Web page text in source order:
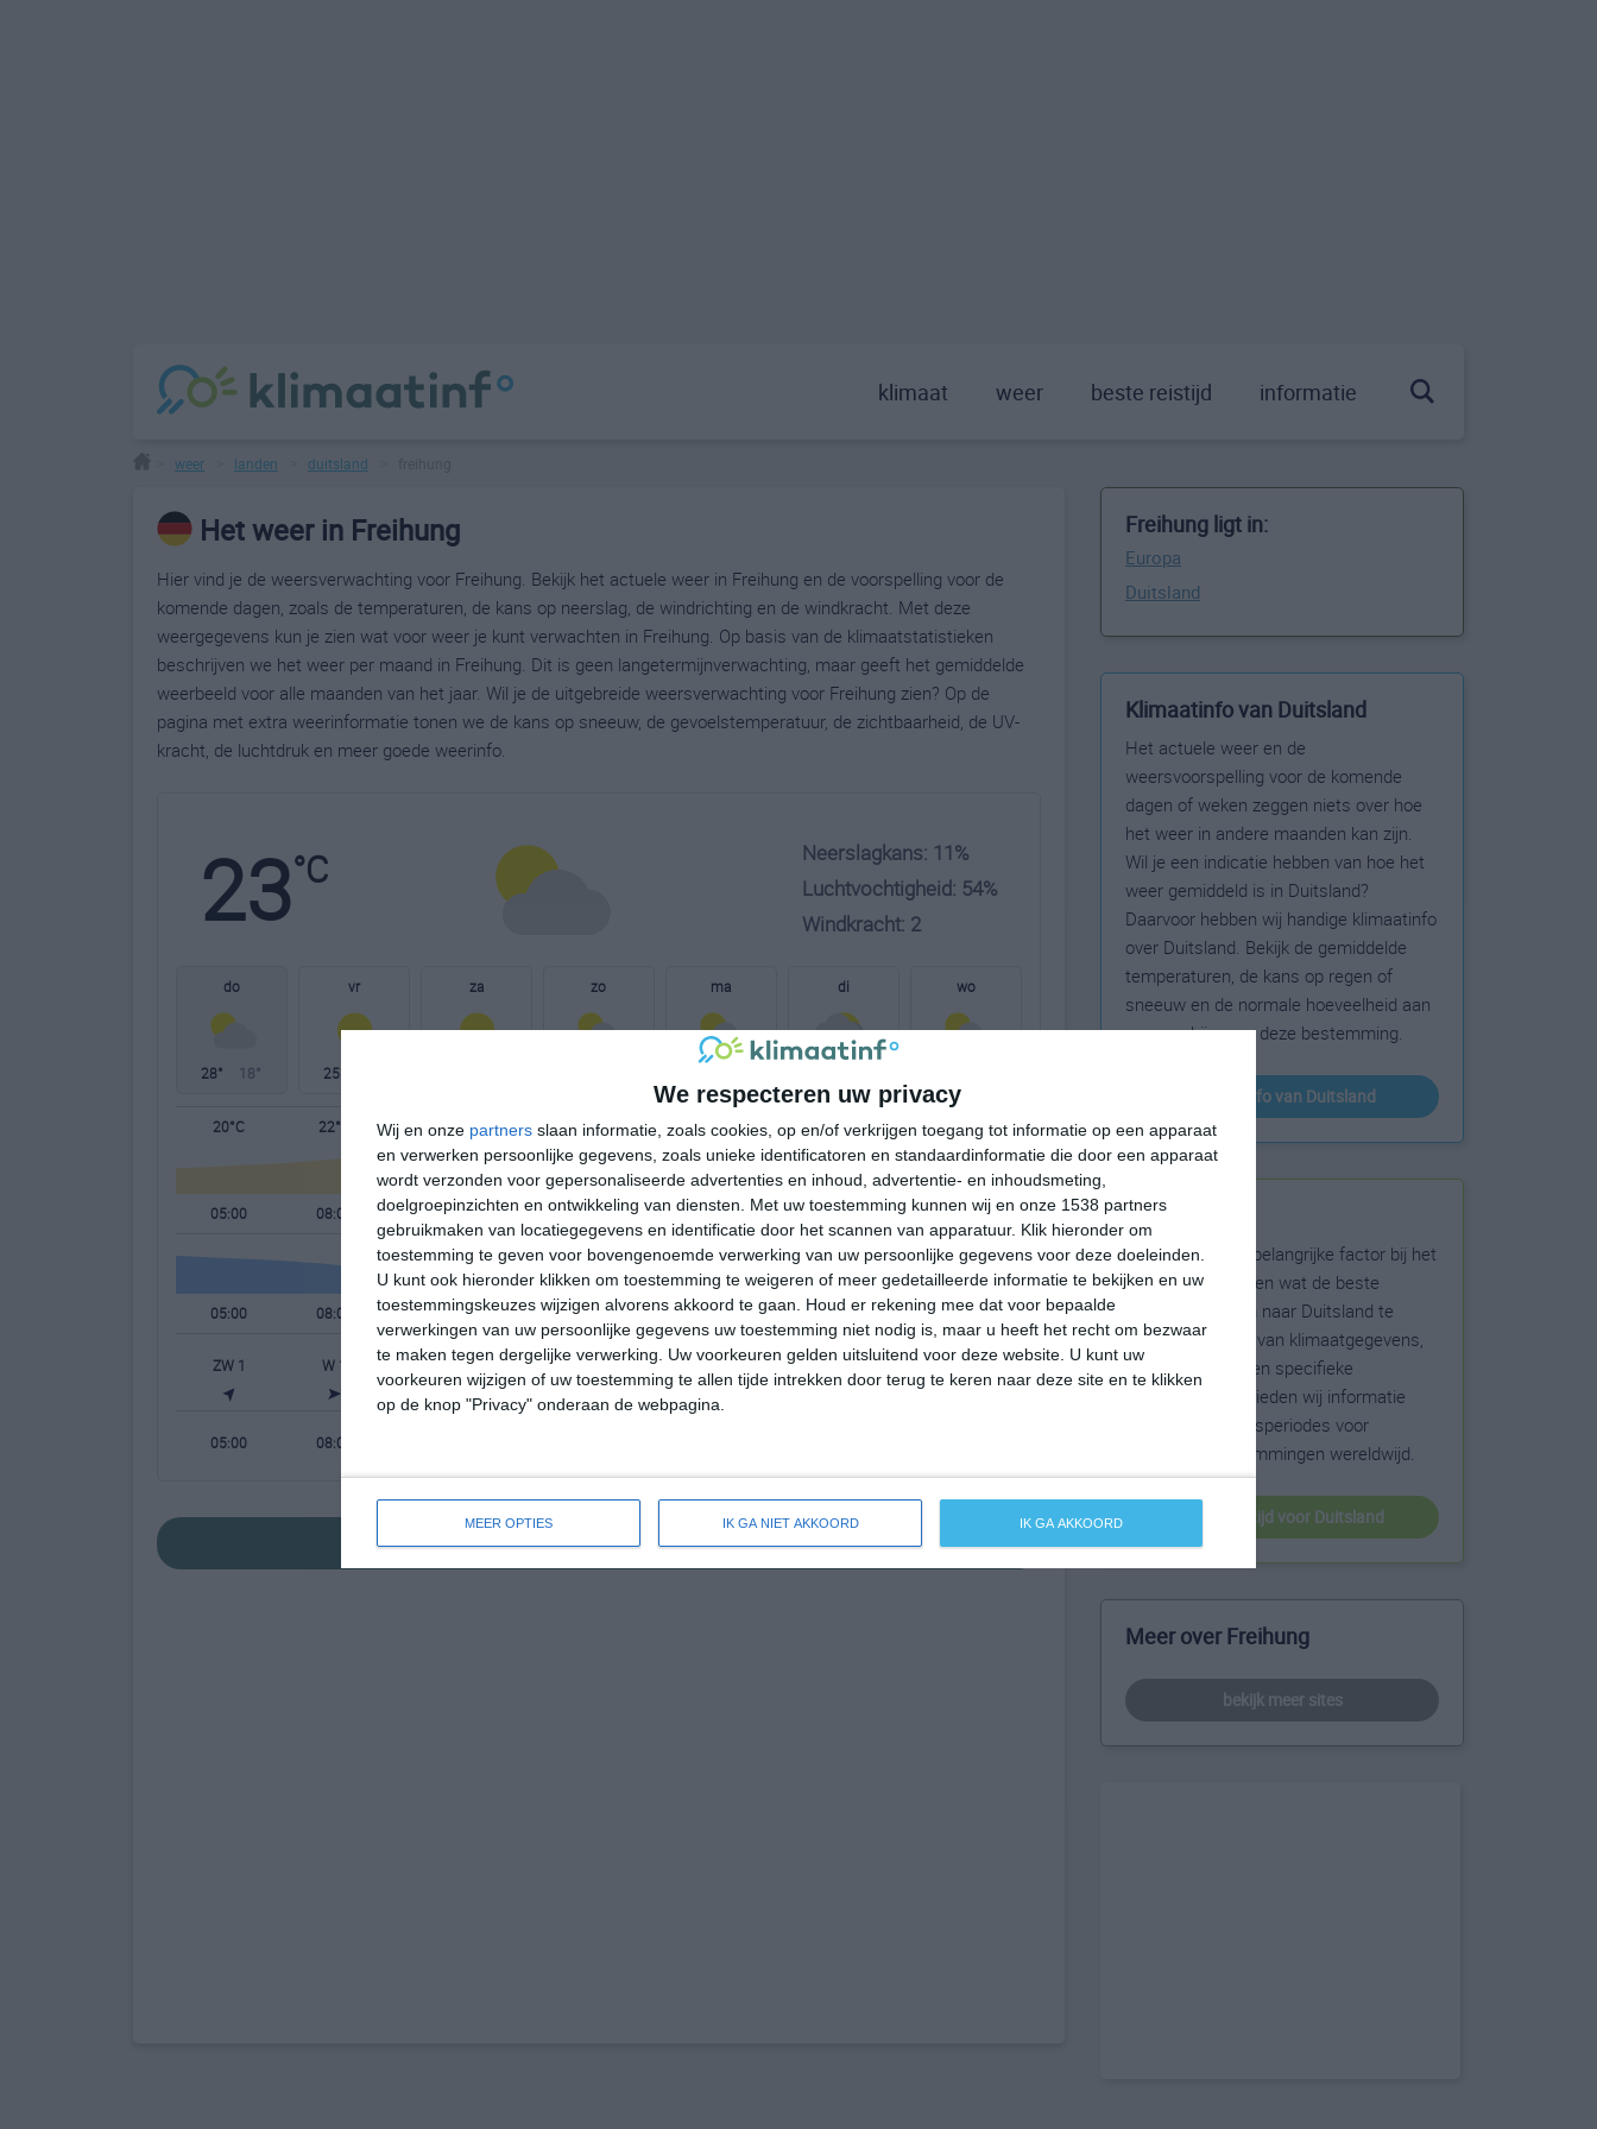
We respecteren uw privacy
Wij en onze partners slaan informatie, zoals cookies, op en/of verkrijgen toegang tot informatie op een apparaat
en verwerken persoonlijke gegevens, zoals unieke identificatoren en standaardinformatie die door een apparaat
wordt verzonden voor gepersonaliseerde advertenties en inhoud, advertentie- en inhoudsmeting,
doelgroepinzichten en ontwikkeling van diensten.
Met uw toestemming kunnen wij en onze 1538 partners
gebruikmaken van locatiegegevens en identificatie door het scannen van apparatuur. Klik hieronder om
toestemming te geven voor bovengenoemde verwerking van uw persoonlijke gegevens voor deze doeleinden.
U kunt ook hieronder klikken om toestemming te weigeren of meer gedetailleerde informatie te bekijken en uw
toestemmingskeuzes wijzigen alvorens akkoord te gaan.
Houd er rekening mee dat voor bepaalde
verwerkingen van uw persoonlijke gegevens uw toestemming niet nodig is, maar u heeft het recht om bezwaar
te maken tegen dergelijke verwerking. Uw voorkeuren gelden uitsluitend voor deze website. U kunt uw
voorkeuren wijzigen of uw toestemming te allen tijde intrekken door terug te keren naar deze site en te klikken
op de knop "Privacy" onderaan de webpagina.
MEER OPTIES IK GA NIET AKKOORD IK GA AKKOORD
klimaat weer beste reistijd informatie
weer landen duitsland
Het weer in Freihung
Hier vind je de weersverwachting voor Freihung. Bekijk het actuele weer in Freihung en de voorspelling voor de
komende dagen, zoals de temperaturen, de kans op neerslag, de windrichting en de windkracht. Met deze
weergegevens kun je zien wat voor weer je kunt verwachten in Freihung. Op basis van de klimaatstatistieken
beschrijven we het weer per maand in Freihung. Dit is geen langetermijnverwachting, maar geeft het gemiddelde
weerbeeld voor alle maanden van het jaar. Wil je de uitgebreide weersverwachting voor Freihung zien? Op de
pagina met extra weerinformatie tonen we de kans op sneeuw, de gevoelstemperatuur, de zichtbaarheid, de UV-
kracht, de luchtdruk en meer goede weerinfo.
23°C
Neerslagkans: 11%
Luchtvochtigheid: 54%
Windkracht: 2
do
28° 18°
vr
25°
za zo ma di wo
20°C 22°C 27°C 28°C 27°C 24°C 18°C 16°C
05:00 08:00 11:00 14:00 17:00 20:00 23:00 02:00
05:00 08:00 11:00 14:00 17:00 20:00 23:00 02:00
ZW 1 W 1 WNW 2 W 3 WNW 2 WNW 2 WNW 1 NNW 1
05:00 08:00
bekijk de uitgebreide weersverwachting voor Freihung
Freihung ligt in:
Europa
Duitsland
Klimaatinfo van Duitsland
Het actuele weer en de
weersvoorspelling voor de komende
dagen of weken zeggen niets over hoe
het weer in andere maanden kan zijn.
Wil je een indicatie hebben van hoe het
weer gemiddeld is in Duitsland?
Daarvoor hebben wij handige klimaatinfo
over Duitsland. Bekijk de gemiddelde
temperaturen, de kans op regen of
sneeuw en de normale hoeveelheid aan
zonneschijn voor deze bestemming.
klimaatinfo van Duitsland
Beste reistijd
Het weer is een belangrijke factor bij het
reizen. Wil je weten wat de beste
maanden zijn om naar Duitsland te
reizen? Op basis van klimaatgegevens,
weersextremen en specifieke
weerinformatie bieden wij informatie
over de beste reisperiodes voor
duizenden bestemmingen wereldwijd.
beste reistijd voor Duitsland
Meer over Freihung
bekijk meer sites